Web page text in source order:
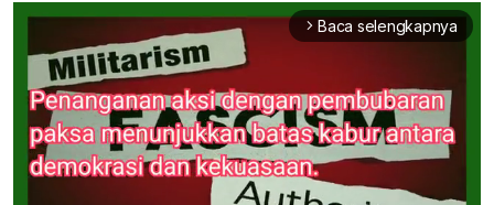
arrow_forward_ios Baca selengkapnya